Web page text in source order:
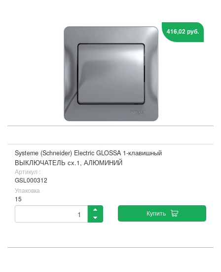
416,02 руб.
Systeme (Schneider) Electric GLOSSA 1-клавишный
ВЫКЛЮЧАТЕЛЬ сх.1, АЛЮМИНИЙ
Артикул :
GSL000312
Упаковка
15
Купить